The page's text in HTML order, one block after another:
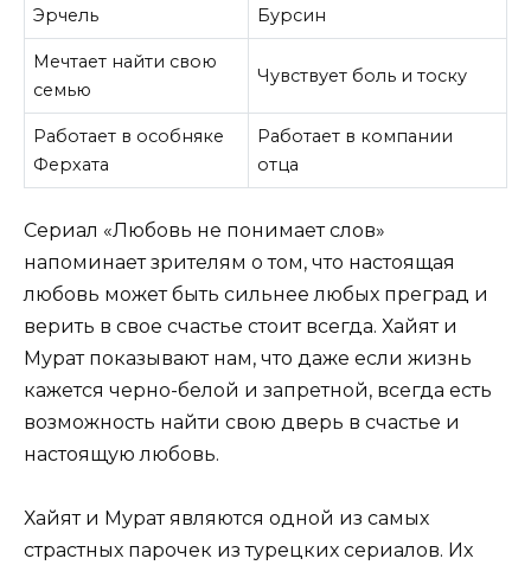
Эрчель
Бурсин
Мечтает найти свою
семью
Чувствует боль и тоску
Работает в особняке
Ферхата
Работает в компании
отца
Сериал «Любовь не понимает слов»
напоминает зрителям о том, что настоящая
любовь может быть сильнее любых преград и
верить в свое счастье стоит всегда. Хайят и
Мурат показывают нам, что даже если жизнь
кажется черно-белой и запретной, всегда есть
возможность найти свою дверь в счастье и
настоящую любовь.
Хайят и Мурат являются одной из самых
страстных парочек из турецких сериалов. Их